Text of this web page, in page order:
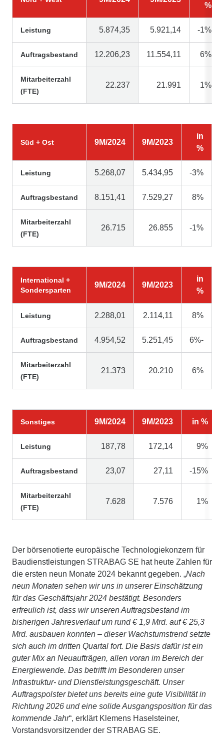
%
Leistung 5.874,35 5.921,14 -1%
Auftragsbestand 12.206,23 11.554,11 6%
Mitarbeiterzahl
(FTE)
22.237 21.991 1%
Süd + Ost 9M/2024 9M/2023
in
%
Leistung 5.268,07 5.434,95 -3%
Auftragsbestand 8.151,41 7.529,27 8%
Mitarbeiterzahl
(FTE)
26.715 26.855 -1%
International +
Sondersparten
9M/2024 9M/2023
in
%
Leistung 2.288,01 2.114,11 8%
Auftragsbestand 4.954,52 5.251,45 6%-
Mitarbeiterzahl
(FTE)
21.373 20.210 6%
Sonstiges 9M/2024 9M/2023 in %
Leistung 187,78 172,14 9%
Auftragsbestand 23,07 27,11 -15%
Mitarbeiterzahl
(FTE)
7.628 7.576 1%
Der börsenotierte europäische Technologiekonzern für
Baudienstleistungen STRABAG SE hat heute Zahlen für
die ersten neun Monate 2024 bekannt gegeben. „Nach
neun Monaten sehen wir uns in unserer Einschätzung
für das Geschäftsjahr 2024 bestätigt. Besonders
erfreulich ist, dass wir unseren Auftragsbestand im
bisherigen Jahresverlauf um rund € 1,9 Mrd. auf € 25,3
Mrd. ausbauen konnten – dieser Wachstumstrend setzte
sich auch im dritten Quartal fort. Die Basis dafür ist ein
guter Mix an Neuaufträgen, allen voran im Bereich der
Energiewende. Das betrifft im Besonderen unser
Infrastruktur- und Dienstleistungsgeschäft. Unser
Auftragspolster bietet uns bereits eine gute Visibilität in
Richtung 2026 und eine solide Ausgangsposition für das
kommende Jahr“, erklärt Klemens Haselsteiner,
Vorstandsvorsitzender der STRABAG SE.